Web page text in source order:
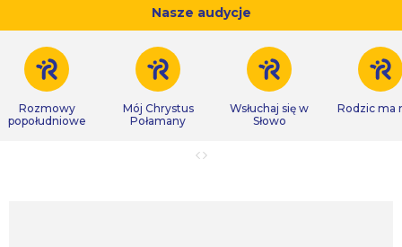
Nasze audycje
Rozmowy
popołudniowe
Mój Chrystus
Połamany
Wsłuchaj się w
Słowo
Rodzic ma